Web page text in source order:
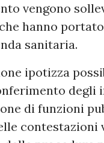
vengono
hanno portato
sanitaria.
ipotizza
degli
di funzioni